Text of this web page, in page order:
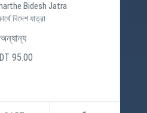
Bidesh Jatra
বিদেশ যাত্রা
অন্যান্য
95.00